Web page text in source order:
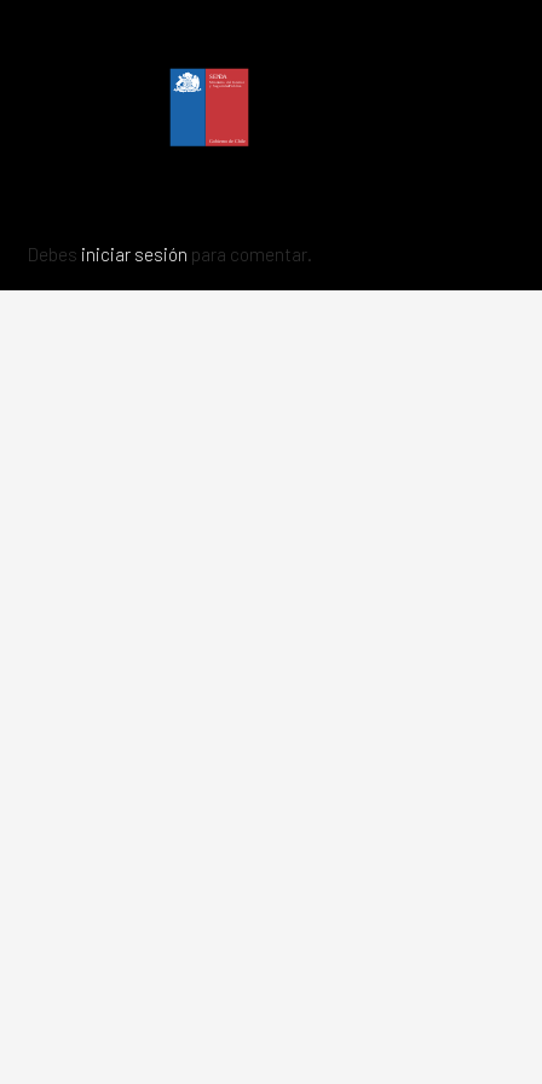
Debes iniciar sesión para comentar.